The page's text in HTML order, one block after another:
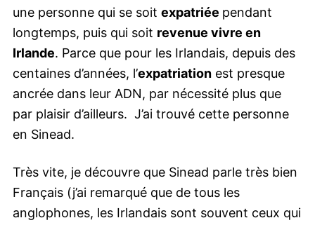
une personne qui se soit expatriée pendant
longtemps, puis qui soit revenue vivre en
Irlande. Parce que pour les Irlandais, depuis des
centaines d’années, l’expatriation est presque
ancrée dans leur ADN, par nécessité plus que
par plaisir d’ailleurs. J’ai trouvé cette personne
en Sinead.
Très vite, je découvre que Sinead parle très bien
Français (j’ai remarqué que de tous les
anglophones, les Irlandais sont souvent ceux qui